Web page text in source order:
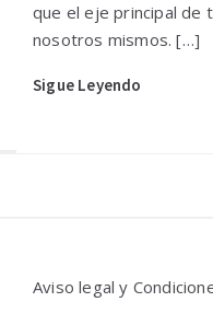
que el eje principal de
nosotros mismos. […]
Sigue Leyendo
Aviso legal y